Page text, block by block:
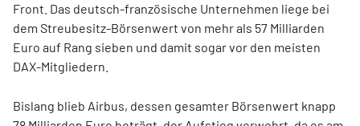
Front. Das deutsch-französische Unternehmen liege bei
dem Streubesitz-Börsenwert von mehr als 57 Milliarden
Euro auf Rang sieben und damit sogar vor den meisten
DAX-Mitgliedern.
Bislang blieb Airbus, dessen gesamter Börsenwert knapp